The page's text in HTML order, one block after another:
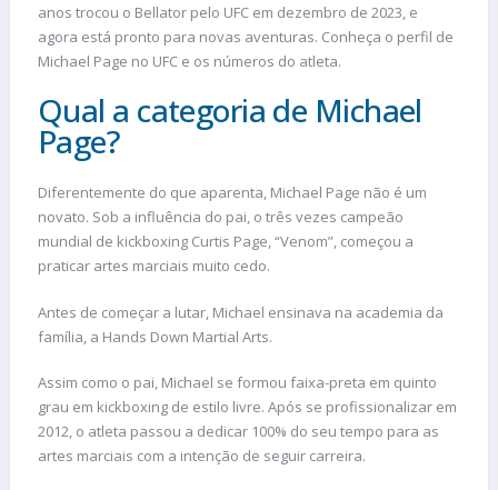
anos trocou o Bellator pelo UFC em dezembro de 2023, e
agora está pronto para novas aventuras. Conheça o perfil de
Michael Page no UFC e os números do atleta.
Qual a categoria de Michael
Page?
Diferentemente do que aparenta, Michael Page não é um
novato. Sob a influência do pai, o três vezes campeão
mundial de kickboxing Curtis Page, “Venom”, começou a
praticar artes marciais muito cedo.
Antes de começar a lutar, Michael ensinava na academia da
família, a Hands Down Martial Arts.
Assim como o pai, Michael se formou faixa-preta em quinto
grau em kickboxing de estilo livre. Após se profissionalizar em
2012, o atleta passou a dedicar 100% do seu tempo para as
artes marciais com a intenção de seguir carreira.